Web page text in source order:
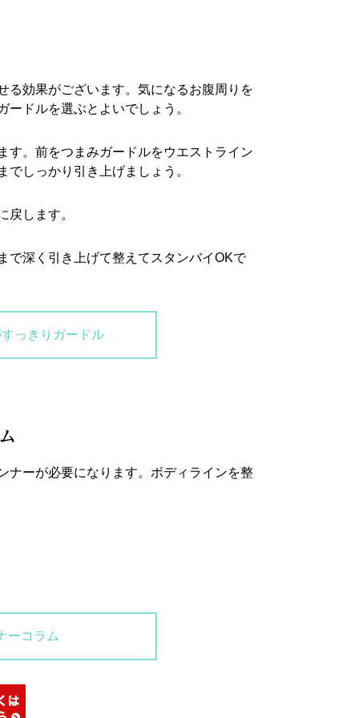
る効果がございます。気になるお腹周りを
ドルを選ぶとよいでしょう。
す。前をつまみガードルをウエストライン
しっかり引き上げましょう。
戻します。
で深く引き上げて整えてスタンバイOKで
っきりガードル
ナーが必要になります。ボディラインを整
ーコラム